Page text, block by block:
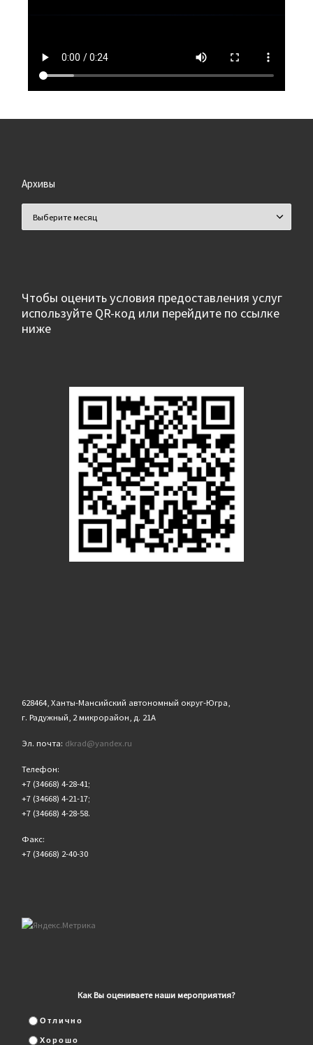
Архивы
Чтобы оценить условия предоставления услуг
используйте QR-код или перейдите по ссылке
ниже
628464, Ханты-Мансийский автономный округ-Югра,
г. Радужный, 2 микрорайон, д. 21А
Эл. почта: dkrad@yandex.ru
Телефон:
+7 (34668) 4-28-41;
+7 (34668) 4-21-17;
+7 (34668) 4-28-58.
Факс:
+7 (34668) 2-40-30
Как Вы оцениваете наши мероприятия?
Отлично
Хорошо